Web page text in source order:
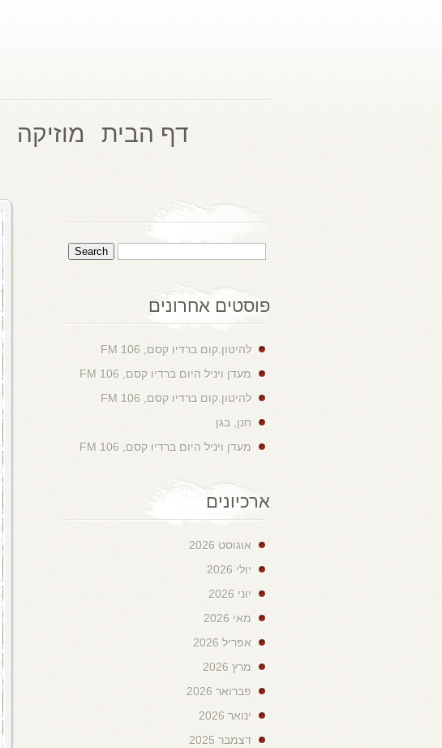
דף הבית מוזיקה
פוסטים אחרונים
להיטון.קום ברדיו קסם, 106 FM
מעדן ויניל היום ברדיו קסם, 106 FM
להיטון.קום ברדיו קסם, 106 FM
חנן, בגן
מעדן ויניל היום ברדיו קסם, 106 FM
ארכיונים
אוגוסט 2026
יולי 2026
יוני 2026
מאי 2026
אפריל 2026
מרץ 2026
פברואר 2026
ינואר 2026
דצמבר 2025